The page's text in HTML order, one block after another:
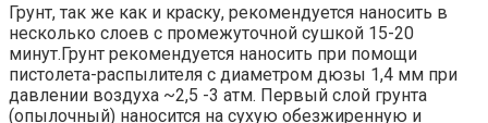
Грунт, так же как и краску, рекомендуется наносить в
несколько слоев с промежуточной сушкой 15-20
минут.Грунт рекомендуется наносить при помощи
пистолета-распылителя с диаметром дюзы 1,4 мм при
давлении воздуха ~2,5 -3 атм. Первый слой грунта
(опылочный) наносится на сухую обезжиренную и